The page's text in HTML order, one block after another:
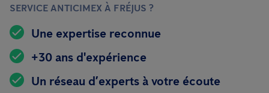
SERVICE ANTICIMEX À FRÉJUS ?
Une expertise reconnue
+30 ans d'expérience
Un réseau d’experts à votre écoute